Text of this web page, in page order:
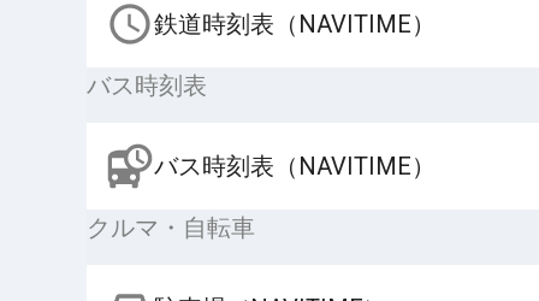
鉄道時刻表（NAVITIME）
バス時刻表
バス時刻表（NAVITIME）
クルマ・自転車